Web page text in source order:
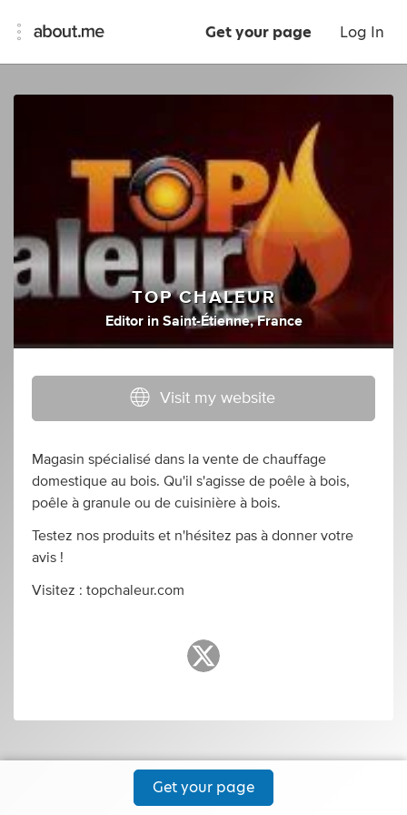
Get your page Log In
TOP CHALEUR
Editor in Saint-Étienne, France
Visit my website
Magasin spécialisé dans la vente de chauffage
domestique au bois. Qu'il s'agisse de poêle à bois,
poêle à granule ou de cuisinière à bois.
Testez nos produits et n'hésitez pas à donner votre
avis !
Visitez : topchaleur.com
Get your page